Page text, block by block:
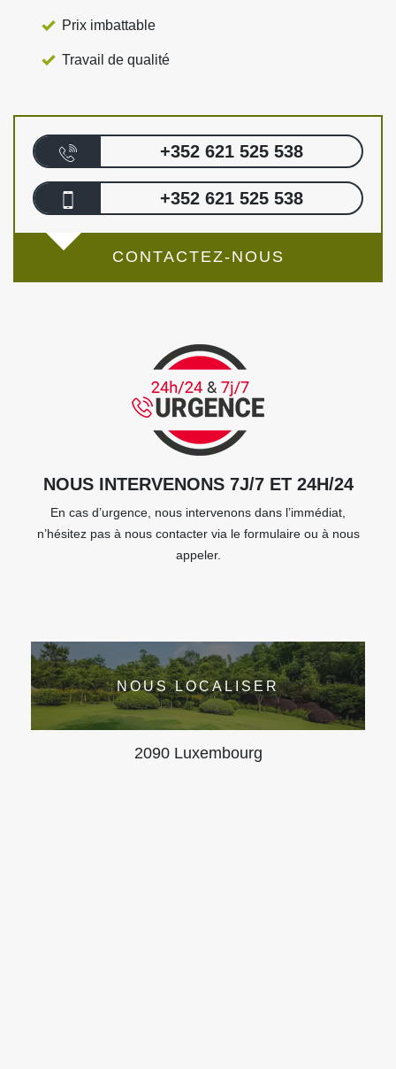
Prix imbattable
Travail de qualité
+352 621 525 538
+352 621 525 538
CONTACTEZ-NOUS
NOUS INTERVENONS 7J/7 ET 24H/24
En cas d’urgence, nous intervenons dans l’immédiat,
n’hésitez pas à nous contacter via le formulaire ou à nous
appeler.
NOUS LOCALISER
2090 Luxembourg